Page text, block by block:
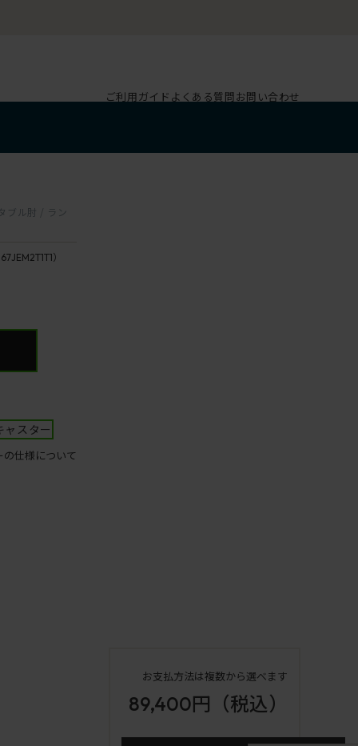
ご利用ガイド よくある質問お問い合わせ
ブル肘 / ラン
）
ャスター
の仕様について
お支払方法は複数から選べます
89,400円 （税込）